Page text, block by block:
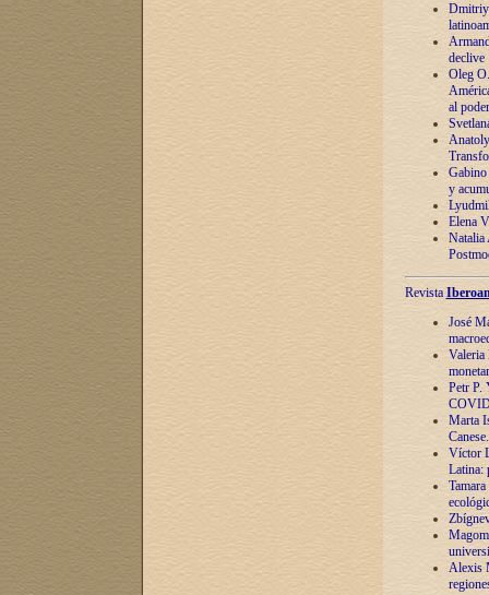
Dmitriy
declive
Oleg
al poder
y
Elena
Natalia
Revista
José
Valeria
Petr P.
Marta
Víctor
Latina:
Alexis